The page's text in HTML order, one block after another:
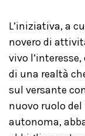
L’iniziativa, a
novero di
vivo
di una realtà
sul versante
nuovo ruolo
autonoma,